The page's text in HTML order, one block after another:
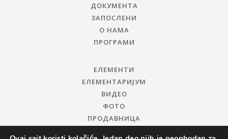
ДОКУМЕНТА
ЗАПОСЛЕНИ
О НАМА
ПРОГРАМИ
ЕЛЕМЕНТИ
ЕЛЕМЕНТАРИЈУМ
ВИДЕО
ФОТО
ПРОДАВНИЦА